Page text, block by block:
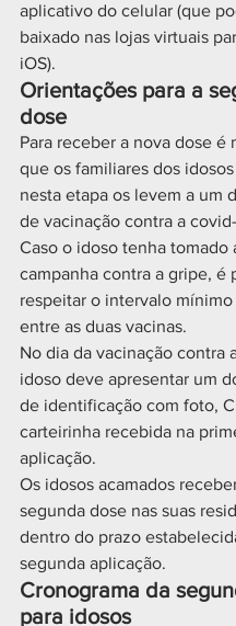
aplicativo do celular (que
baixado nas lojas virtuais
iOS).
Orientações para a
dose
Para receber a nova dose é
que os familiares dos
nesta etapa os levem a um
de vacinação contra a covid-
Caso o idoso tenha tomado
campanha contra a gripe, é
respeitar o intervalo mínimo
entre as duas vacinas.
No dia da vacinação contra
idoso deve apresentar um
de identificação com foto,
carteirinha recebida na
aplicação.
Os idosos acamados
segunda dose nas suas
dentro do prazo
segunda aplicação.
Cronograma da
para idosos